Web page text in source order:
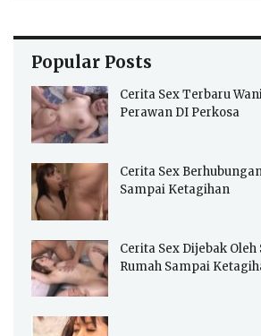
Popular Posts
Cerita Sex Terbaru
Perawan DI Perkosa
Cerita Sex
Sampai Ketagihan
Cerita Sex Dijebak
Rumah Sampai